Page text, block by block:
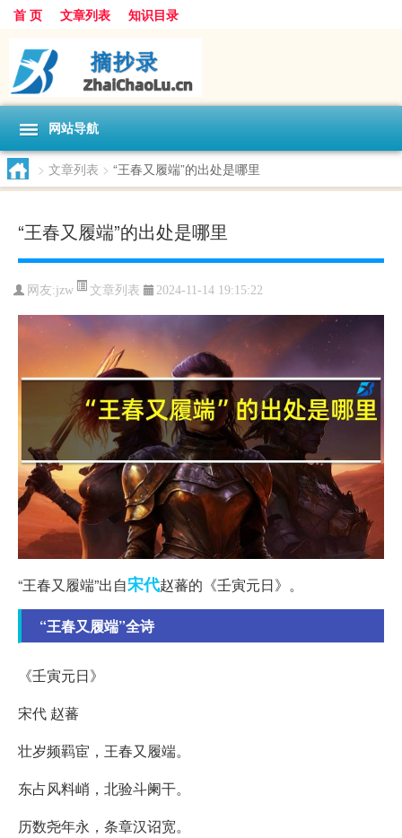
首 页 文章列表 知识目录
网站导航
> 文章列表 > “王春又履端”的出处是哪里
“王春又履端”的出处是哪里
网友:jzw 文章列表 2024-11-14 19:15:22
“王春又履端”出自宋代赵蕃的《壬寅元日》。
“王春又履端”全诗
《壬寅元日》
宋代 赵蕃
壮岁频羁宦，王春又履端。
东占风料峭，北验斗阑干。
历数尧年永，条章汉诏宽。